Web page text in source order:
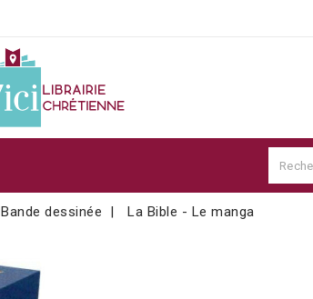
Bande dessinée La Bible - Le manga